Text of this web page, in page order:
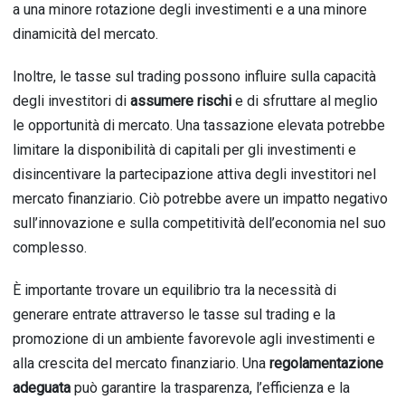
a una minore rotazione degli investimenti e a una minore
dinamicità del mercato.
Inoltre, le tasse sul trading possono influire sulla capacità
degli investitori di assumere rischi e di sfruttare al meglio
le opportunità di mercato. Una tassazione elevata potrebbe
limitare la disponibilità di capitali per gli investimenti e
disincentivare la partecipazione attiva degli investitori nel
mercato finanziario. Ciò potrebbe avere un impatto negativo
sull’innovazione e sulla competitività dell’economia nel suo
complesso.
È importante trovare un equilibrio tra la necessità di
generare entrate attraverso le tasse sul trading e la
promozione di un ambiente favorevole agli investimenti e
alla crescita del mercato finanziario. Una regolamentazione
adeguata può garantire la trasparenza, l’efficienza e la